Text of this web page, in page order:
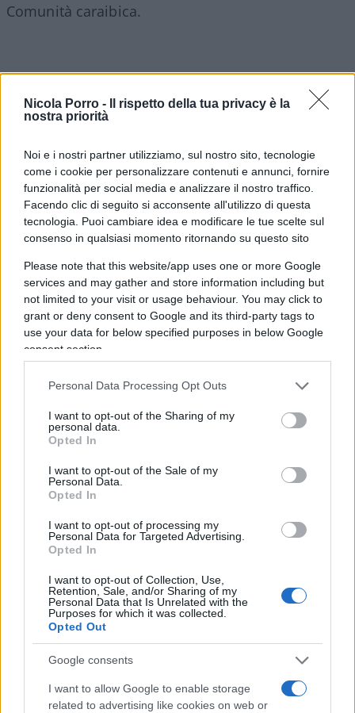
Nicola Porro -
Il rispetto della tua privacy è la
nostra priorità
Noi e i nostri partner utilizziamo, sul nostro sito, tecnologie
come i cookie per personalizzare contenuti e annunci, fornire
funzionalità per social media e analizzare il nostro traffico.
Facendo clic di seguito si acconsente all'utilizzo di questa
tecnologia. Puoi cambiare idea e modificare le tue scelte sul
consenso in qualsiasi momento ritornando su questo sito
Please note that this website/app uses one or more Google
services and may gather and store information including but
not limited to your visit or usage behaviour. You may click to
grant or deny consent to Google and its third-party tags to
use your data for below specified purposes in below Google
consent section.
Personal Data Processing Opt Outs
I want to opt-out of the Sharing of my
personal data.
Opted In
I want to opt-out of the Sale of my
Personal Data.
Opted In
I want to opt-out of processing my
Personal Data for Targeted Advertising.
Opted In
I want to opt-out of Collection, Use,
Retention, Sale, and/or Sharing of my
Personal Data that Is Unrelated with the
Purposes for which it was collected.
Opted Out
Google consents
I want to allow Google to enable storage
related to advertising like cookies on web or
Comunità caraibica.
è aperta agli affari!”
L’insegna davanti all’ufficio di Western Union
situato al 6590 di Pembroke Road, a Miami, ha
suscitato l’indignazione dei clienti cubani. “Cuba è
aperta agli affari!” recita il manifesto in inglese,
illustrato con una bandiera dell’Isola e dove si
mila dollari su carte di debito in valuta
liberamente convertibile (MLC) o conti bancari
cubani. Il servizio è disponibile, prosegue, per
Banco Popolare, Metropolitana e Credito e
Commercio (Bandec).
“Questa è una bugia”, ha rimproverato i
una dittatura, è un regime totalitario, oppressivo,